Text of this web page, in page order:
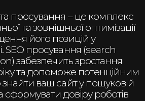
та просування – це комплекс
та зовнішньої оптимізації
його позицій у
SEO просування (search
забезпечить зростання
та допоможе потенційним
ваш сайт у пошуковій
сформувати довіру роботів